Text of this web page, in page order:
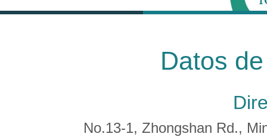
Datos
No.13-1, Zhongshan Rd.,